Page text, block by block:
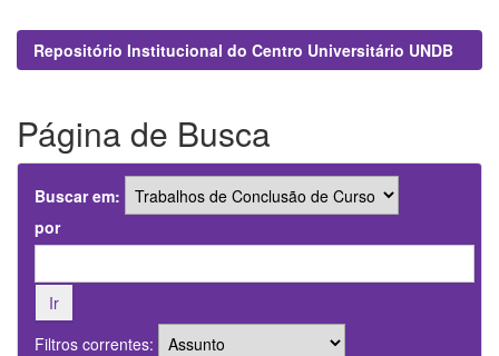
Repositório Institucional do Centro Universitário UNDB
Página de Busca
Buscar em:
por
Filtros correntes: